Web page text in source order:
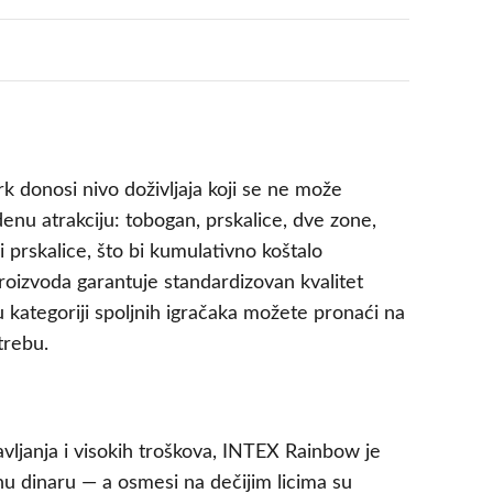
donosi nivo doživljaja koji se ne može
atrakciju: tobogan, prskalice, dve zone,
što bi kumulativno koštalo
garantuje standardizovan kvalitet
spoljnih igračaka možete pronaći na
i visokih troškova, INTEX Rainbow je
dinaru — a osmesi na dečijim licima su